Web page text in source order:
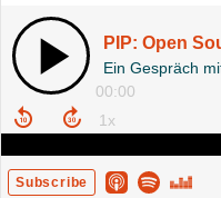
PIP: Open
00:00
Subscribe